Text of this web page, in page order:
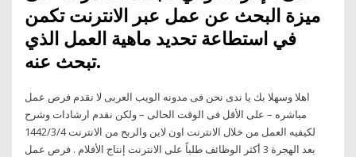
ميزة البحث عن عمل عبر الانترنت تكمن
في استطاعة تحديد ماهية العمل الذي
تبحث عنه.
اهلا وسهلا بك يا ندى نحن فى مدونه الويب العربى لا نقدم فرص عمل
مباشره – على الأقل فى الوقت الحالى – ولكن نقدم ارشادات وشرح
لكيفيه العمل من خلال الانترنت اون لاين والربح من الانترنت 4‏‏/3‏‏/1442
بعد الهجرة 3 أكثر الوظائف طلباً على الانترنت إنتاج الأفلام . فرص عمل